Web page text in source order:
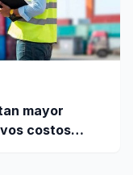
mayor
costos